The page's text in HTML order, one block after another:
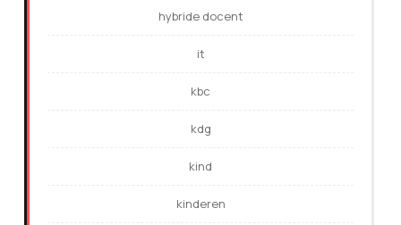
hybride docent
it
kbc
kdg
kind
kinderen